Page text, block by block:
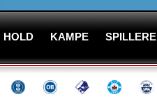
HOLD KAMPE SPILLERE